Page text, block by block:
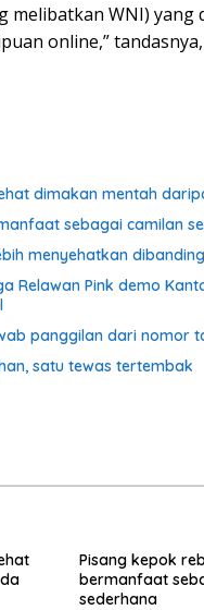
melibatkan WNI)
online,”
dimakan mentah
sebagai camilan
menyehatkan
Relawan Pink demo
panggilan dari nomor
satu tewas tertembak
Pisang kepok
bermanfaat
sederhana